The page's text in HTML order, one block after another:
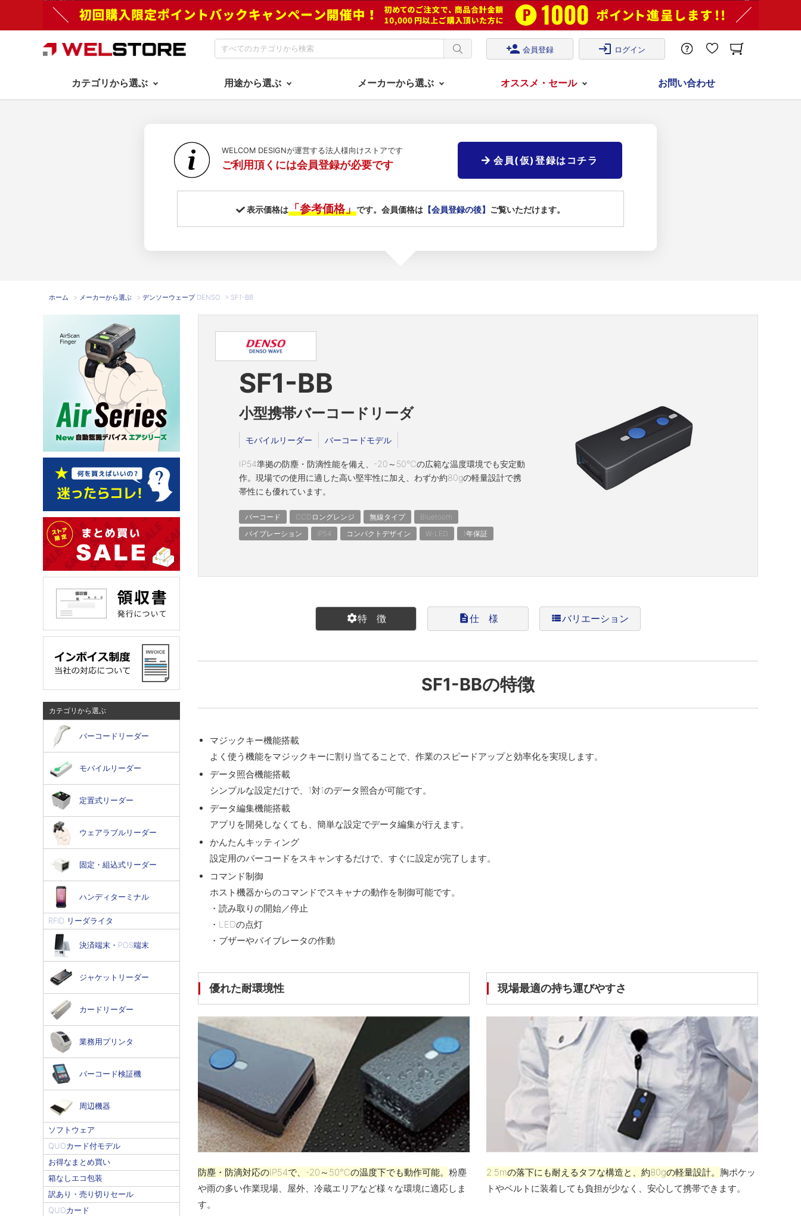
person_add 会員登録 login ログイン
カテゴリから選ぶ 用途から選ぶ メーカーから選ぶ オススメ・セール お問い合わせ
WELCOM DESIGNが運営する法人様向けストアです
ご利用頂くには会員登録が必要です 会員(仮)登録はコチラ
表示価格は「参考価格」です。会員価格は【会員登録の後】 ご覧いただけます。
ホーム > メーカーから選ぶ > デンソーウェーブ DENSO > SF1-BB
カテゴリから選ぶ
バーコードリーダー
モバイルリーダー
定置式リーダー
ウェアラブルリーダー
固定・組込式リーダー
ハンディターミナル
RFID リーダライタ
決済端末・POS端末
ジャケットリーダー
カードリーダー
業務用プリンタ
バーコード検証機
周辺機器
ソフトウェア
QUOカード付モデル
お得なまとめ買い
箱なしエコ包装
訳あり・売り切りセール
QUOカード
SF1-BB
小型携帯バーコードリーダ
モバイルリーダー バーコードモデル
IP54準拠の防塵・防滴性能を備え、-20～50℃の広範な温度環境でも安定動
作。現場での使用に適した高い堅牢性に加え、わずか約80gの軽量設計で携
帯性にも優れています。
バーコード CCDロングレンジ 無線タイプ
Bluetooth
バイブレーション
IP54 コンパクトデザイン W-LED 1年保証
settings特 徴 description仕 様 view_listバリエーション
SF1-BBの特徴
マジックキー機能搭載
よく使う機能をマジックキーに割り当てることで、作業のスピードアップと効率化を実現します。
データ照合機能搭載
シンプルな設定だけで、1対1のデータ照合が可能です。
データ編集機能搭載
アプリを開発しなくても、簡単な設定でデータ編集が行えます。
かんたんキッティング
設定用のバーコードをスキャンするだけで、すぐに設定が完了します。
コマンド制御
ホスト機器からのコマンドでスキャナの動作を制御可能です。
・読み取りの開始／停止
・LEDの点灯
・ブザーやバイブレータの作動
優れた耐環境性
防塵・防滴対応のIP54で、-20～50℃の温度下でも動作可能。 粉塵
や雨の多い作業現場、屋外、冷蔵エリアなど様々な環境に適応しま
す。
現場最適の持ち運びやすさ
2.5mの落下にも耐えるタフな構造と、約80gの軽量設計。 胸ポケッ
トやベルトに装着しても負担が少なく、安心して携帯できます。